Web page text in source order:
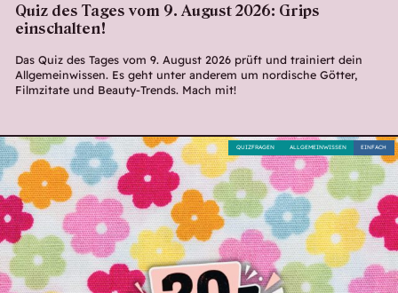
Quiz des Tages vom 9. August 2026: Grips
einschalten!
Das Quiz des Tages vom 9. August 2026 prüft und trainiert dein
Allgemeinwissen. Es geht unter anderem um nordische Götter,
Filmzitate und Beauty-Trends. Mach mit!
EINFACH
ALLGEMEINWISSEN
QUIZFRAGEN